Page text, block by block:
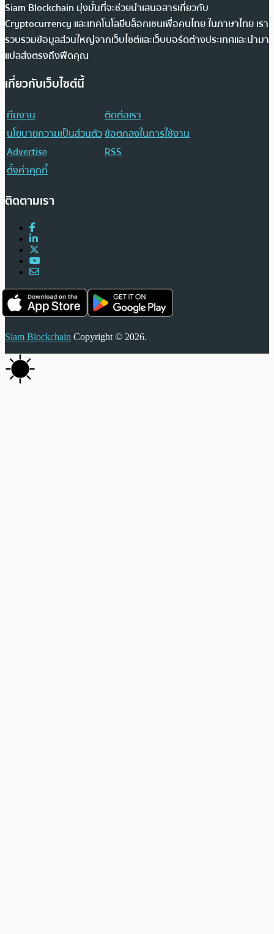
Siam Blockchain มุ่งมั่นที่จะช่วยนำเสนอสารเกี่ยวกับ
Cryptocurrency และเทคโนโลยีบล็อกเชนเพื่อคนไทย ในภาษาไทย เรา
รวบรวมข้อมูลส่วนใหญ่จากเว็บไซต์และเว็บบอร์ดต่างประเทศและนำมา
แปลส่งตรงถึงฟีดคุณ
เกี่ยวกับเว็บไซต์นี้
ทีมงาน
ติดต่อเรา
นโยบายความเป็นส่วนตัวข้อตกลงในการใช้งาน
Advertise
RSS
ตั้งค่าคุกกี้
ติดตามเรา
Siam Blockchain Copyright © 2026.